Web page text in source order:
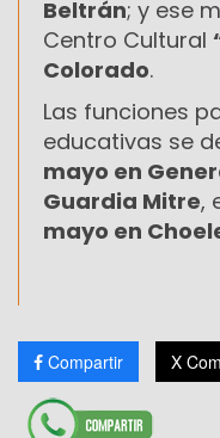
Beltrán; y ese
Centro Cultural
Colorado.
Las funciones
educativas se
mayo en
Guardia Mitre,
mayo en
Compartir X